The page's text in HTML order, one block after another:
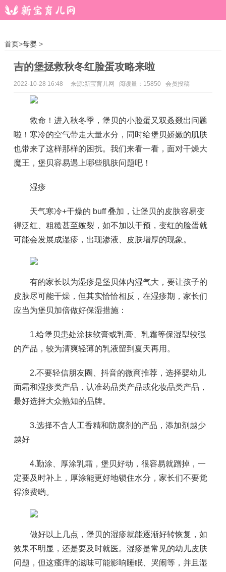
首页>母婴>
吉的堡拯救秋冬红脸蛋攻略来啦
2022-10-28 16:48 来源:新宝育儿网 阅读量：15850 会员投稿
救命！进入秋冬季，堡贝的小脸蛋又双叒叕出问题
啦！寒冷的空气带走大量水分，同时给堡贝娇嫩的肌肤
也带来了这样那样的困扰。我们来看一看，面对干燥大
魔王，堡贝容易遇上哪些肌肤问题吧！
湿疹
天气寒冷+干燥的 buff 叠加，让堡贝的皮肤容易变
得泛红、粗糙甚至皴裂，如不加以干预，变红的脸蛋就
可能会发展成湿疹，出现渗液、皮肤增厚的现象。
有的家长以为湿疹是堡贝体内湿气大，要让孩子的
皮肤尽可能干燥，但其实恰恰相反，在湿疹期，家长们
应当为堡贝加倍做好保湿措施：
1.给堡贝患处涂抹软膏或乳膏、乳霜等保湿型较强
的产品，较为清爽轻薄的乳液留到夏天再用。
2.不要轻信朋友圈、抖音的微商推荐，选择婴幼儿
面霜和湿疹类产品，认准药品类产品或化妆品类产品，
最好选择大众熟知的品牌。
3.选择不含人工香精和防腐剂的产品，添加剂越少
越好
4.勤涂、厚涂乳霜，堡贝好动，很容易就蹭掉，一
定要及时补上，厚涂能更好地锁住水分，家长们不要觉
得浪费哟。
做好以上几点，堡贝的湿疹就能逐渐好转恢复，如
效果不明显，还是要及时就医。湿疹是常见的幼儿皮肤
问题，但这瘙痒的滋味可能影响睡眠、哭闹等，并且湿